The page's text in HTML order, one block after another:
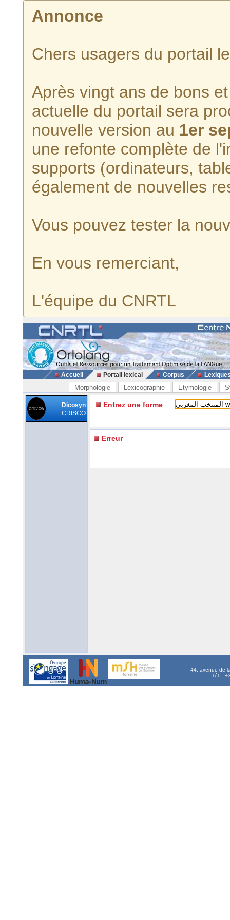
Annonce
Chers usagers du portail
Après vingt ans de bons
actuelle du portail sera
nouvelle version au 1er
une refonte complète de
supports (ordinateurs,
également de nouvelles
Vous pouvez tester la
En vous remerciant,
L'équipe du CNRTL
Accueil Portail lexical Corpus
Morphologie Lexicographie Etymologie
Dicosyn
CRISCO
Entrez une forme
Erreur
44, avenue de
Tél. :